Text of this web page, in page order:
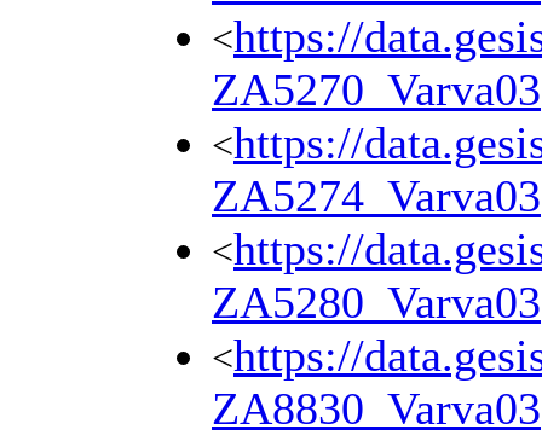
<https://
ZA5270_Varva03
<https://
ZA5274_Varva03
<https://
ZA5280_Varva03
<https://
ZA8830_Varva03